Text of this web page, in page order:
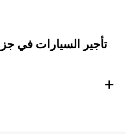
تأجير السيارات في